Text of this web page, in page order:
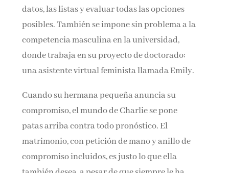
datos, las listas y evaluar todas las opciones
posibles. También se impone sin problema a la
competencia masculina en la universidad,
donde trabaja en su proyecto de doctorado:
una asistente virtual feminista llamada Emily.
Cuando su hermana pequeña anuncia su
compromiso, el mundo de Charlie se pone
patas arriba contra todo pronóstico. El
matrimonio, con petición de mano y anillo de
compromiso incluidos, es justo lo que ella